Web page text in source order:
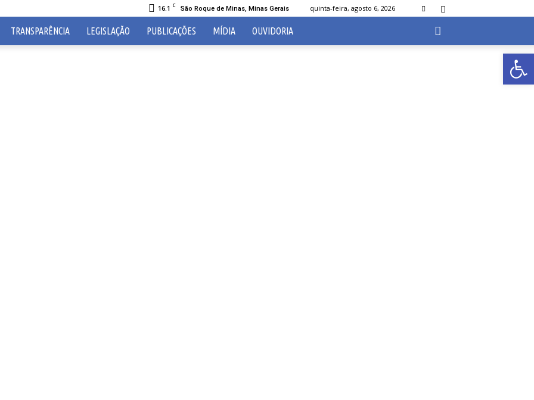
16.1 C São Roque de Minas, Minas Gerais quinta-feira, agosto 6, 2026
TRANSPARÊNCIA LEGISLAÇÃO PUBLICAÇÕES MÍDIA OUVIDORIA